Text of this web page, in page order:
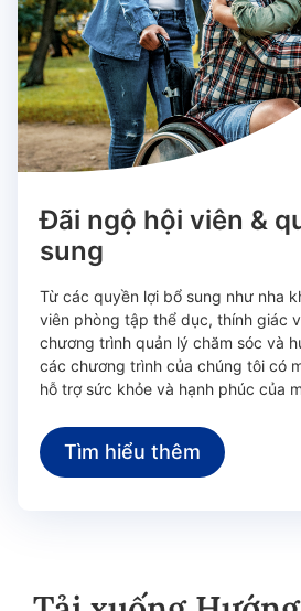
Đãi ngộ hội viên &
sung
Từ các quyền lợi bổ sung như nha
viên phòng tập thể dục, thính giác
chương trình quản lý chăm sóc và
các chương trình của chúng tôi có
hỗ trợ sức khỏe và hạnh phúc của
Tìm hiểu thêm